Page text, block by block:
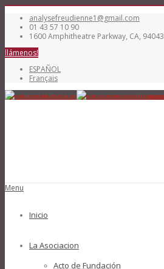
analysefreudienne1@gmail.com
01 43 57 10 90
1600 Amphitheatre Parkway, CA, 94043
llámenos!
ESPAÑOL
Français
Menu
Inicio
La Asociacion
Acto de Fundación